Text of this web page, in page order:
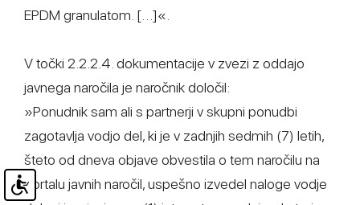
EPDM granulatom. […]«.
V točki 2.2.2.4. dokumentacije v zvezi z oddajo
javnega naročila je naročnik določil:
»Ponudnik sam ali s partnerji v skupni ponudbi
zagotavlja vodjo del, ki je v zadnjih sedmih (7) letih,
šteto od dneva objave obvestila o tem naročilu na
portalu javnih naročil, uspešno izvedel naloge vodje